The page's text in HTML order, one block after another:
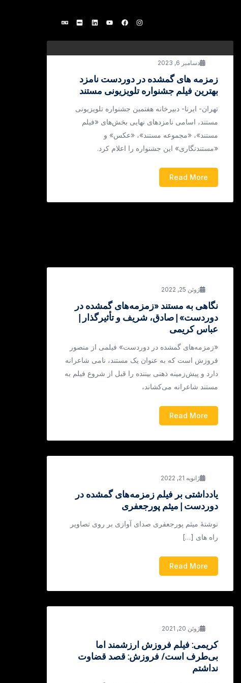
دسامبر 6, 2023
زمزمه های گمشده در دوردست نامزد
بهترین فیلم جشنواره تلویزیونی مستند
تهران- ایرنا- دبیرخانه هفتمین جشنواره تلویزیونی
مستند، اسامی نامزدهای نهایی بخش‌های «فیلم
مستند»، «مجموعه مستند»، «عکس» و
«مستندنگاری» این جشنواره را اعلام کرد.
Read More
ژوئن 25, 2022
نگاهی به مستند «زمزمه‌های گمشده در
دوردست» | صادق، شریف و تأثیرگذار |
عباس کریمی
«زمزمه‌های گمشده در دوردست» فیلمی از منصور
فروزش است که به عنوان یک مستند، نامی شاعرانه
دارد و پیش‌زمینه ذهنی بیننده را قبل از شروع فیلم به
مستند شاعرانه می‌کشاند،
Read More
ژانویه 21, 2022
یادداشتی بر فیلم زمزمه‌های گمشده در
دوردست | میثم پورجعفری
نوشتۀ میثم پورجعفری صدای آوازی بر روی تصاویر
راه های […]
Read More
ژوئن 20, 2021
کریمی: فیلم فروزش ارزشمند اما
بی‌طرف ا‌ست/ فروزش: قصد قضاوت
نداشتم